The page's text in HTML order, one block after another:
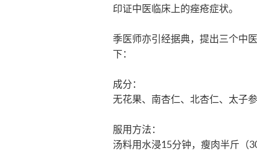
印证中医临床上的痤疮症状。
季医师亦引经据典，提出三个中
下：
成分：
无花果、南杏仁、北杏仁、太子
服用方法：
汤料用水浸15分钟，瘦肉半斤（